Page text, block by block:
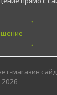
магазин
2026